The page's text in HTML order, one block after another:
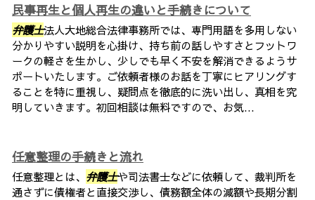
民事再生と個人再生の違いと手続きについて
弁護士法人大地総合法律事務所では、専門用語を多用しない
分かりやすい説明を心掛け、持ち前の話しやすさとフットワ
ークの軽さを生かし、少しでも早く不安を解消できるようサ
ポートいたします。ご依頼者様のお話を丁寧にヒアリングす
ることを特に重視し、疑問点を徹底的に洗い出し、真相を究
明していきます。初回相談は無料ですので、お気...
任意整理の手続きと流れ
任意整理とは、 弁護士や司法書士などに依頼して、裁判所を
通さずに債権者と直接交渉し、債務額全体の減額や長期分割